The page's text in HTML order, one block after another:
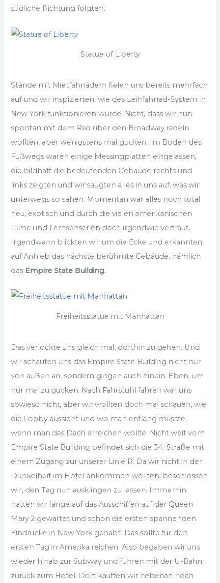
südliche Richtung folgten.
Statue of Liberty
Stände mit Mietfahrrädern fielen uns bereits mehrfach
auf und wir inspizierten, wie des Leihfahrrad-System in
New York funktionieren würde. Nicht, dass wir nun
spontan mit dem Rad über den Broadway radeln
wollten, aber wenigstens mal gucken. Im Boden des
Fußwegs waren einige Messingplatten eingelassen,
die bildhaft die bedeutenden Gebäude rechts und
links zeigten und wir saugten alles in uns auf, was wir
unterwegs so sahen. Momentan war alles noch total
neu, exotisch und durch die vielen amerikanischen
Filme und Fernsehserien doch irgendwie vertraut.
Irgendwann blickten wir um die Ecke und erkannten
auf Anhieb das nächste berühmte Gebäude, nämlich
das Empire State Building.
Freiheitsstatue mit Manhattan
Das verlockte uns gleich mal, dorthin zu gehen. Und
wir schauten uns das Empire State Building nicht nur
von außen an, sondern gingen auch hinein. Eben, um
nur mal zu gucken. Nach Fahrstuhl fahren war uns
sowieso nicht, aber wir wollten doch mal schauen, wie
die Lobby aussieht und wo man entlang müsste,
wenn man das Dach erreichen wollte. Nicht weit vom
Empire State Building befindet sich die 34. Straße mit
einem Zugang zur unserer Linie R. Da wir nicht in der
Dunkelheit im Hotel ankommen wollten, beschlossen
wir, den Tag nun ausklingen zu lassen. Immerhin
hatten wir lange auf das Ausschiffen auf der Queen
Mary 2 gewartet und schon die ersten spannenden
Eindrücke in New York gehabt. Das sollte für den
ersten Tag in Amerika reichen. Also begaben wir uns
wieder hinab zur Subway und fuhren mit der U-Bahn
zurück zum Hotel. Dort kauften wir nebenan noch